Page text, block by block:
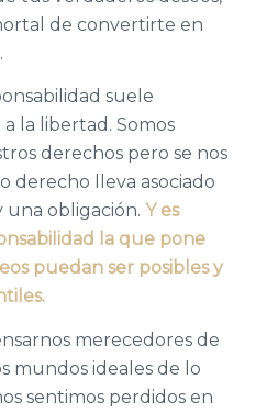
de convertirte en
suele
la libertad. Somos
derechos pero se nos
derecho lleva asociado
una obligación. Y es
la que pone
puedan ser posibles y
merecedores de
mundos ideales de lo
sentimos perdidos en